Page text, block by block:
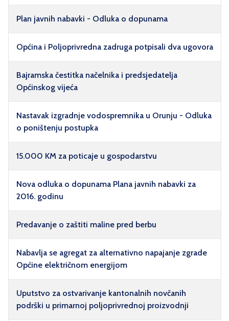
Plan javnih nabavki - Odluka o dopunama
Općina i Poljoprivredna zadruga potpisali dva ugovora
Bajramska čestitka načelnika i predsjedatelja
Općinskog vijeća
Nastavak izgradnje vodospremnika u Orunju - Odluka
o poništenju postupka
15.000 KM za poticaje u gospodarstvu
Nova odluka o dopunama Plana javnih nabavki za
2016. godinu
Predavanje o zaštiti maline pred berbu
Nabavlja se agregat za alternativno napajanje zgrade
Općine električnom energijom
Uputstvo za ostvarivanje kantonalnih novčanih
podrški u primarnoj poljoprivrednoj proizvodnji